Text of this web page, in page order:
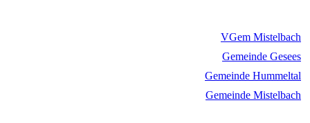
VGem Mistelbach
Gemeinde Gesees
Gemeinde Hummeltal
Gemeinde Mistelbach